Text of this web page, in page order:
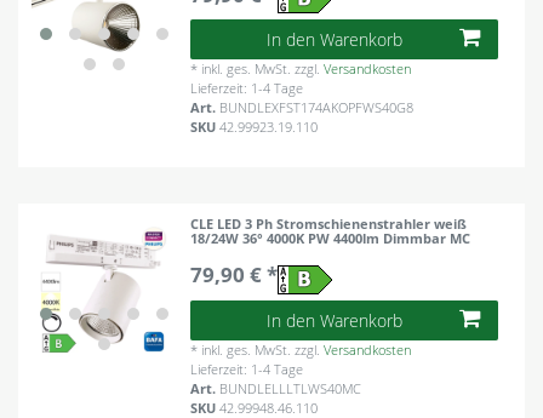
In den Warenkorb
* inkl. ges. MwSt. zzgl.Versandkosten
Lieferzeit: 1-4 Tage
Art. BUNDLEXFST174AKOPFWS40G8
SKU42.99923.19.110
CLE LED 3 Ph Stromschienenstrahler weiß
18/24W 36° 4000K PW 4400lm Dimmbar MC
79,90 € *
In den Warenkorb
* inkl. ges. MwSt. zzgl.Versandkosten
Lieferzeit: 1-4 Tage
Art. BUNDLELLLTLWS40MC
SKU42.99948.46.110